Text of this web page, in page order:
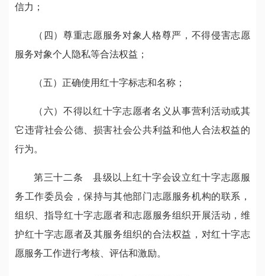
信力；
（四）尊重志愿服务对象人格尊严，不得侵害志愿
服务对象个人隐私等合法权益；
（五）正确使用红十字标志和名称；
（六）不得以红十字志愿者名义从事营利活动或其
它违背社会公德、损害社会公共利益和他人合法权益的
行为。
第三十二条 县级以上红十字会设立红十字志愿服
务工作委员会，保持与其他部门志愿服务机构的联系，
组织、指导红十字志愿者和志愿服务组织开展活动，维
护红十字志愿者及其服务组织的合法权益，对红十字志
愿服务工作进行考核、评估和激励。